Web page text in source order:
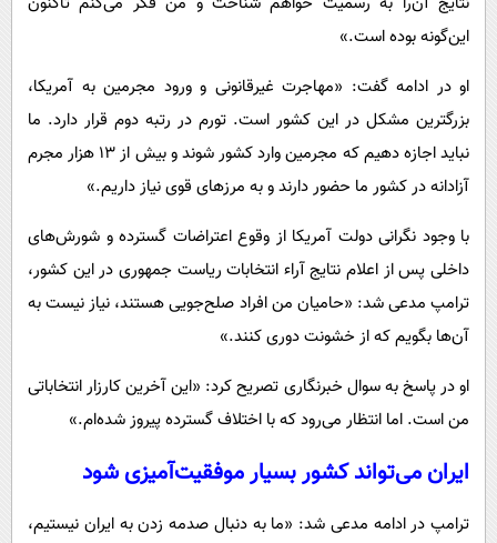
این‌گونه بوده است.»
او در ادامه گفت: «مهاجرت غیرقانونی و ورود مجرمین به آمریکا،
بزرگترین مشکل در این کشور است. تورم در رتبه دوم قرار دارد. ما
نباید اجازه دهیم که مجرمین وارد کشور شوند و بیش از ۱۳ هزار مجرم
آزادانه در کشور ما حضور دارند و به مرزهای قوی نیاز داریم.»
با وجود نگرانی دولت آمریکا از وقوع اعتراضات گسترده و شورش‌های
داخلی پس از اعلام نتایج آراء انتخابات ریاست جمهوری در این کشور،
ترامپ مدعی شد: «حامیان من افراد صلح‌جویی هستند، نیاز نیست به
آن‌ها بگویم که از خشونت دوری کنند.»
او در پاسخ به سوال خبرنگاری تصریح کرد: «این آخرین کارزار انتخاباتی
من است. اما انتظار می‌رود که با اختلاف گسترده پیروز شده‌ام.»
ایران می‌تواند کشور بسیار موفقیت‌آمیزی شود
ترامپ در ادامه مدعی شد: «ما به دنبال صدمه زدن به ایران نیستیم،